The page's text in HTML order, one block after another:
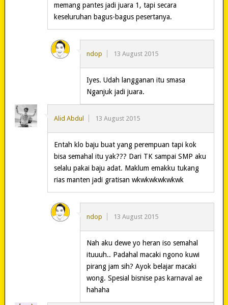
memang pantes jadi juara 1, tapi secara
keseluruhan bagus-bagus pesertanya.
ndop 13 August 2015
Iyes. Udah langganan itu smasa
Nganjuk jadi juara.
Alid Abdul 13 August 2015
Entah klo baju buat yang perempuan tapi kok
bisa semahal itu yak??? Dari TK sampai SMP aku
selalu pakai baju adat. Maklum emakku tukang
rias manten jadi gratisan wkwkwkwkwkwk
ndop 13 August 2015
Nah aku dewe yo heran iso semahal
ituuuh.. Padahal macaki ngono kuwi
pirang jam sih? Ayok belajar macaki
wong. Spesial bisnise pas karnaval ae
hahaha